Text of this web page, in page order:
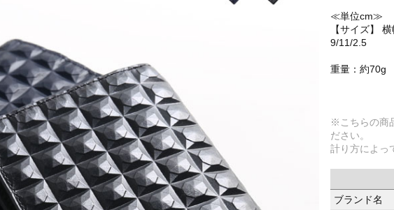
≪単位cm≫
【サイズ】
9/11/2.5
重量：約70g
※こちらの商
ださい。
計り方によっ
ブランド名